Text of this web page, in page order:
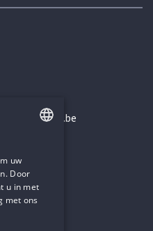
DUTCH
uw
Door
u in met
met ons